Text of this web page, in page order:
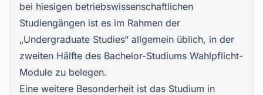
bei hiesigen betriebswissenschaftlichen
Studiengängen ist es im Rahmen der
„Undergraduate Studies“ allgemein üblich, in der
zweiten Hälfte des Bachelor-Studiums Wahlpflicht-
Module zu belegen.
Eine weitere Besonderheit ist das Studium in